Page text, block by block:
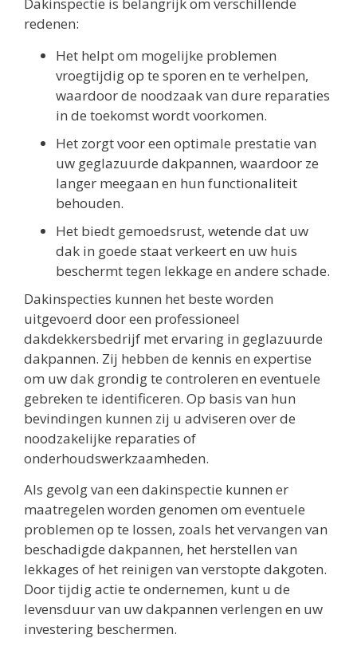
Dakinspectie is belangrijk om verschillende
redenen:
Het helpt om mogelijke problemen
vroegtijdig op te sporen en te verhelpen,
waardoor de noodzaak van dure reparaties
in de toekomst wordt voorkomen.
Het zorgt voor een optimale prestatie van
uw geglazuurde dakpannen, waardoor ze
langer meegaan en hun functionaliteit
behouden.
Het biedt gemoedsrust, wetende dat uw
dak in goede staat verkeert en uw huis
beschermt tegen lekkage en andere schade.
Dakinspecties kunnen het beste worden
uitgevoerd door een professioneel
dakdekkersbedrijf met ervaring in geglazuurde
dakpannen. Zij hebben de kennis en expertise
om uw dak grondig te controleren en eventuele
gebreken te identificeren. Op basis van hun
bevindingen kunnen zij u adviseren over de
noodzakelijke reparaties of
onderhoudswerkzaamheden.
Als gevolg van een dakinspectie kunnen er
maatregelen worden genomen om eventuele
problemen op te lossen, zoals het vervangen van
beschadigde dakpannen, het herstellen van
lekkages of het reinigen van verstopte dakgoten.
Door tijdig actie te ondernemen, kunt u de
levensduur van uw dakpannen verlengen en uw
investering beschermen.